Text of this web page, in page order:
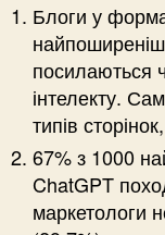
Блоги у
посилаються
інтелекту.
типів
67% з 1000
ChatGPT
маркетологи